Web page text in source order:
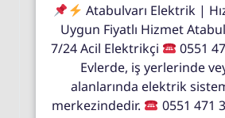
Atabulvarı Elektrik |
Uygun Fiyatlı Hizmet
7/24 Acil Elektrikçi
0551
Evlerde, iş yerlerinde
alanlarında elektrik
merkezindedir.
0551 471